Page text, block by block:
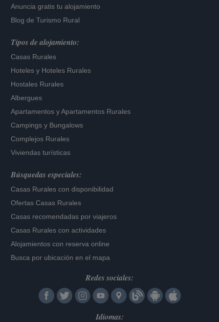
Anuncia gratis tu alojamiento
Blog de Turismo Rural
Tipos de alojamiento:
Casas Rurales
Hoteles y Hoteles Rurales
Hostales Rurales
Albergues
Apartamentos yApartamentos Rurales
Campings y Bungalows
Complejos Rurales
Viviendas turísticas
Búsquedas especiales:
Casas Rurales con disponibilidad
Ofertas Casas Rurales
Casas recomendadas por viajeros
Casas Rurales con actividades
Alojamientos con reserva online
Busca por ubicación en el mapa
Redes sociales:
Idiomas: